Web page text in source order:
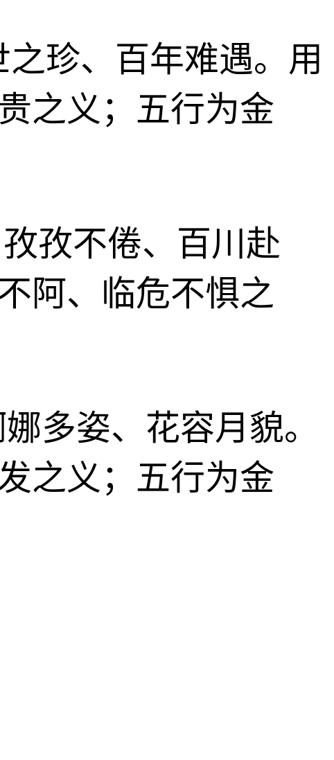
珍、百年难遇。用
之义；五行为金
孜不倦、百川赴
阿、临危不惧之
多姿、花容月貌。
之义；五行为金